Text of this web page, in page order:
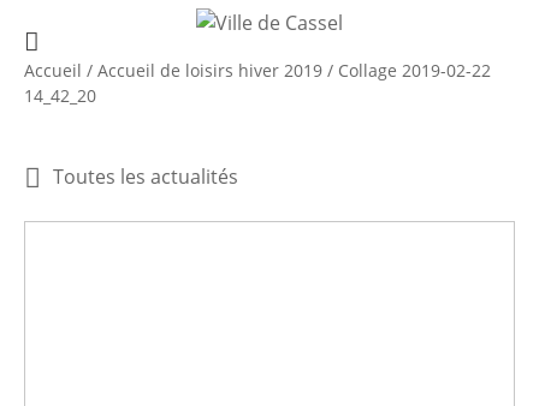
Accueil / Accueil de loisirs hiver 2019 / Collage 2019-02-22
14_42_20
Toutes les actualités